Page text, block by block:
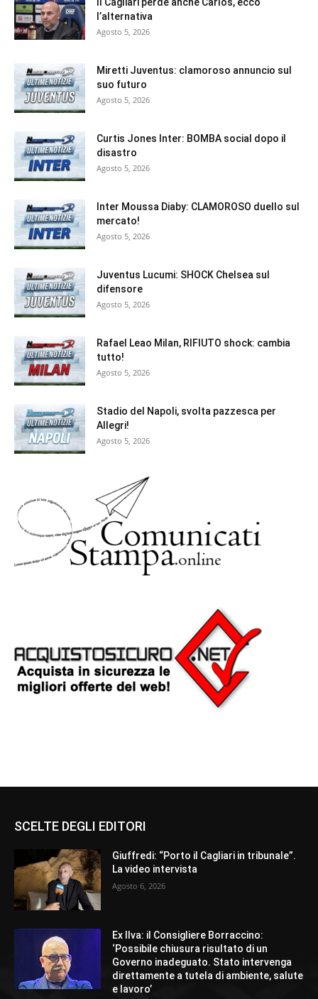
l’alternativa
Agosto 5, 2026
Miretti Juventus: clamoroso annuncio sul
suo futuro
Agosto 5, 2026
Curtis Jones Inter: BOMBA social dopo il
disastro
Agosto 5, 2026
Inter Moussa Diaby: CLAMOROSO duello sul
mercato!
Agosto 5, 2026
Juventus Lucumi: SHOCK Chelsea sul
difensore
Agosto 5, 2026
Rafael Leao Milan, RIFIUTO shock: cambia
tutto!
Agosto 5, 2026
Stadio del Napoli, svolta pazzesca per
Allegri!
Agosto 5, 2026
SCELTE DEGLI EDITORI
Giuffredi: “Porto il Cagliari in tribunale”.
La video intervista
Agosto 6, 2026
Ex Ilva: il Consigliere Borraccino:
‘Possibile chiusura risultato di un
Governo inadeguato. Stato intervenga
direttamente a tutela di ambiente, salute
e lavoro’